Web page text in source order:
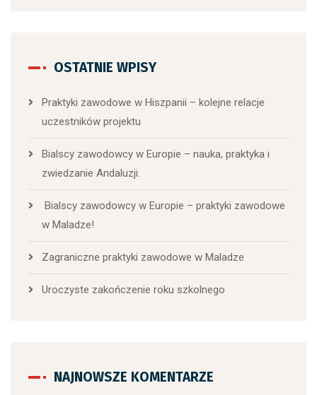
OSTATNIE WPISY
Praktyki zawodowe w Hiszpanii – kolejne relacje
uczestników projektu
Bialscy zawodowcy w Europie – nauka, praktyka i
zwiedzanie Andaluzji.
Bialscy zawodowcy w Europie – praktyki zawodowe
w Maladze!
Zagraniczne praktyki zawodowe w Maladze
Uroczyste zakończenie roku szkolnego
NAJNOWSZE KOMENTARZE